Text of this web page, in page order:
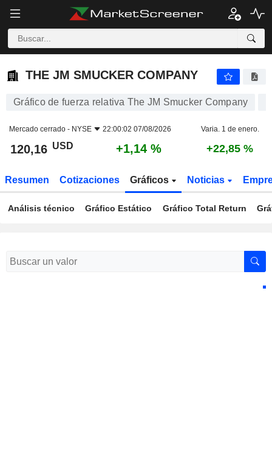
THE JM SMUCKER COMPANY
Gráfico de fuerza relativa The JM Smucker Company
Mercado cerrado - NYSE 22:00:02 07/08/2026 Varia. 1 de enero.
120,16 USD +1,14 % +22,85 %
Resumen Cotizaciones Gráficos Noticias
Análisis técnico Gráfico Estático Gráfico Total Return